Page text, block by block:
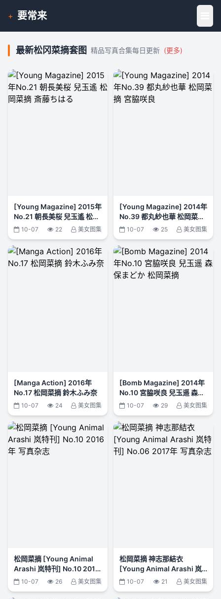
+ 要常来
最新松冈菜摘套图 精品写真合集每日更新 (更多)
[Young Magazine] 2015年
No.21 朝長美桜 兒玉遙 松岡
菜摘 斎藤ちはる
10-07 22 美女图集
[Young Magazine] 2014年
No.39 都丸紗也華 松岡菜摘
宮脇咲良
10-07 25 美女图集
[Manga Action] 2016年
No.17 松岡菜摘 鈴木ふみ奈
10-07 24 美女图集
[Bomb Magazine] 2014年
No.10 宮脇咲良 兒玉遥 森保
まどか 松岡菜摘
10-07 29 美女图集
松岡菜摘 [Young Animal
Arashi 岚特刊] No.10 2016
年 写真杂志
10-07 26 美女图集
松岡菜摘 神志那結衣
[Young Animal Arashi 岚
特刊] No.06 2017年 写真杂
10-07 21 美女图集